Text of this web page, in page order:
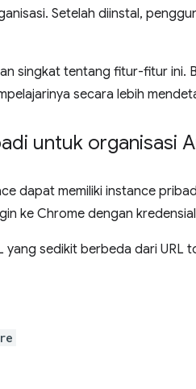
Setelah diinstal,
singkat tentang fitur-fitur ini.
secara lebih
untuk organisasi
dapat memiliki instance
ke Chrome dengan
yang sedikit berbeda dari URL